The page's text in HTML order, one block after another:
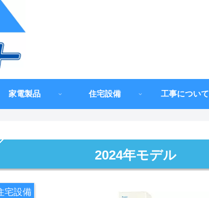
家電製品 住宅設備 工事について
2024年モデル
宅設備